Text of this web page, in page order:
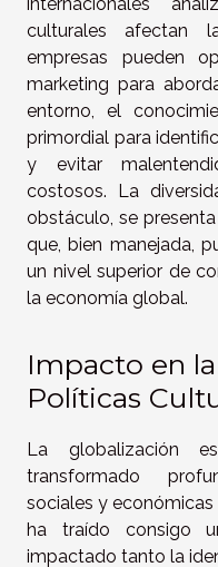
internacionales
culturales afectan
empresas pueden
marketing para
entorno, el
primordial para
y evitar
costosos. La
obstáculo, se
que, bien manejada,
un nivel superior de
la economía global.
Impacto en
Políticas
La globalización
transformado
sociales y
ha traído consigo
impactado tanto la